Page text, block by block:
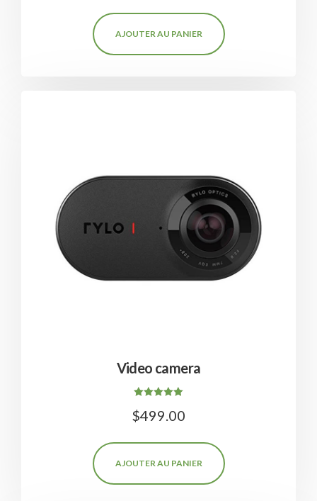
sur 5
AJOUTER AU PANIER
Video camera
5.00
sur 5
$499.00
AJOUTER AU PANIER